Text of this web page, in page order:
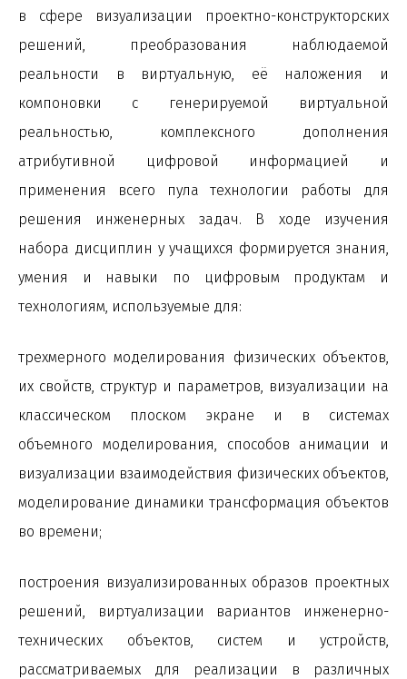
в сфере визуализации проектно-конструкторских
решений, преобразования наблюдаемой
реальности в виртуальную, её наложения и
компоновки с генерируемой виртуальной
реальностью, комплексного дополнения
атрибутивной цифровой информацией и
применения всего пула технологии работы для
решения инженерных задач. В ходе изучения
набора дисциплин у учащихся формируется знания,
умения и навыки по цифровым продуктам и
технологиям, используемые для:
трехмерного моделирования физических объектов,
их свойств, структур и параметров, визуализации на
классическом плоском экране и в системах
объемного моделирования, способов анимации и
визуализации взаимодействия физических объектов,
моделирование динамики трансформация объектов
во времени;
построения визуализированных образов проектных
решений, виртуализации вариантов инженерно-
технических объектов, систем и устройств,
рассматриваемых для реализации в различных